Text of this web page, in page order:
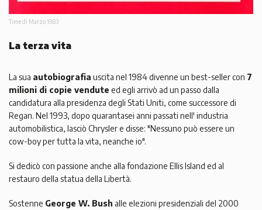
Time di Marzo 1983
La terza vita
La sua autobiografia uscita nel 1984 divenne un best-seller con 7
milioni di copie vendute ed egli arrivò ad un passo dalla
candidatura alla presidenza degli Stati Uniti, come successore di
Regan. Nel 1993, dopo quarantasei anni passati nell' industria
automobilistica, lasciò Chrysler e disse: "Nessuno può essere un
cow-boy per tutta la vita, neanche io".
Si dedicò con passione anche alla fondazione Ellis Island ed al
restauro della statua della Libertà.
Sostenne George W. Bush alle elezioni presidenziali del 2000